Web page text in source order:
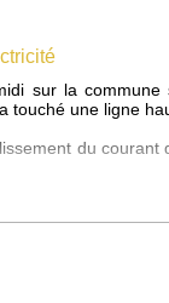
sur la commune
touché une ligne
du courant